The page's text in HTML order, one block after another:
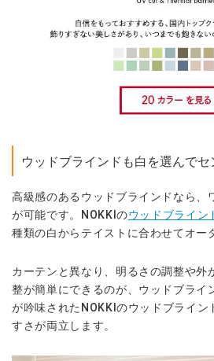
ウッドブラインドも白を選んでセ
高級感のあるウッドブラインドなら、
が可能です。NOKKIのウッドブライ
種類の白からテイストに合わせてオー
カーテンと異なり、明るさの調整や外
整が簡単にできるのが、ウッドブライ
が吟味されたNOKKIのウッドブライン
すさが両立します。